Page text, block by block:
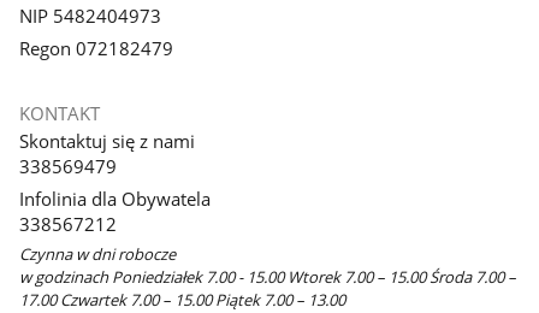
NIP 5482404973
Regon 072182479
KONTAKT
Skontaktuj się z nami
338569479
Infolinia dla Obywatela
338567212
Czynna w dni robocze
w godzinach Poniedziałek 7.00 - 15.00 Wtorek 7.00 – 15.00 Środa 7.00 –
17.00 Czwartek 7.00 – 15.00 Piątek 7.00 – 13.00